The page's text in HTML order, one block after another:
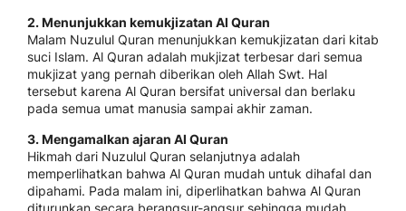
2. Menunjukkan kemukjizatan Al Quran
Malam Nuzulul Quran menunjukkan kemukjizatan dari kitab
suci Islam. Al Quran adalah mukjizat terbesar dari semua
mukjizat yang pernah diberikan oleh Allah Swt. Hal
tersebut karena Al Quran bersifat universal dan berlaku
pada semua umat manusia sampai akhir zaman.
3. Mengamalkan ajaran Al Quran
Hikmah dari Nuzulul Quran selanjutnya adalah
memperlihatkan bahwa Al Quran mudah untuk dihafal dan
dipahami. Pada malam ini, diperlihatkan bahwa Al Quran
diturunkan secara berangsur-angsur sehingga mudah